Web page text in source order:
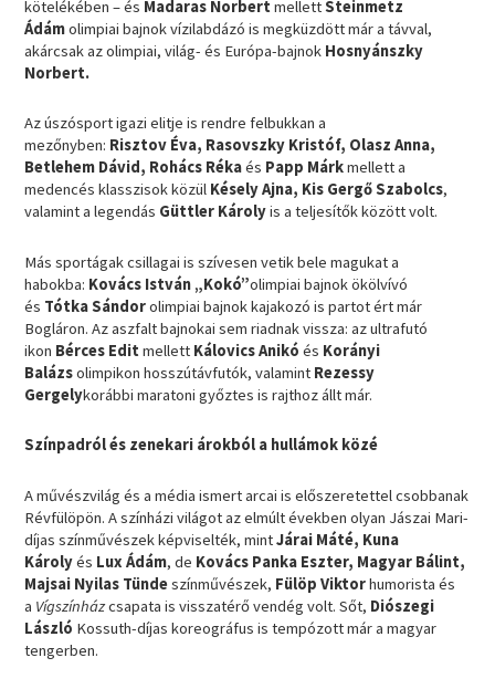
kötelékében – és Madaras Norbert mellettSteinmetz
Ádámolimpiai bajnok vízilabdázó is megküzdött már a távval,
akárcsak az olimpiai, világ- és Európa-bajnok Hosnyánszky
Norbert.
Az úszósport igazi elitje is rendre felbukkan a
mezőnyben: Risztov Éva, Rasovszky Kristóf, Olasz Anna,
Betlehem Dávid, Rohács Rékaés Papp Márkmellett a
medencés klasszisok közül Késely Ajna, Kis Gergő Szabolcs,
valamint a legendás Güttler Károlyis a teljesítők között volt.
Más sportágak csillagai is szívesen vetik bele magukat a
habokba: Kovács István „Kokó”olimpiai bajnok ökölvívó
és Tótka Sándorolimpiai bajnok kajakozó is partot ért már
Bogláron. Az aszfalt bajnokai sem riadnak vissza: az ultrafutó
ikon Bérces Edit mellett Kálovics Anikó és Korányi
Balázsolimpikon hosszútávfutók, valamint Rezessy
Gergelykorábbi maratoni győztes is rajthoz állt már.
Színpadról és zenekari árokból a hullámok közé
A művészvilág és a média ismert arcai is előszeretettel csobbanak
Révfülöpön. A színházi világot az elmúlt években olyan Jászai Mari-
díjas színművészek képviselték, mintJárai Máté, Kuna
Károlyés Lux Ádám, de Kovács Panka Eszter, Magyar Bálint,
Majsai Nyilas Tündeszínművészek, Fülöp Viktorhumorista és
a Vígszínházcsapata is visszatérő vendég volt. Sőt, Diószegi
László Kossuth-díjas koreográfus is tempózott már a magyar
tengerben.